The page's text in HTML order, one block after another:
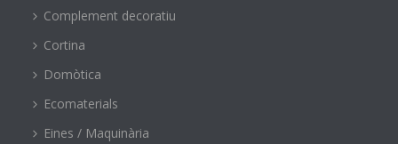
Complement decoratiu
Cortina
Domòtica
Ecomaterials
Eines / Maquinària